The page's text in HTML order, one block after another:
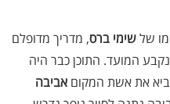
שלשימי ברס, מדריך מדופלם
המועד. התוכן כבר היה
את אשת המקום אביבה